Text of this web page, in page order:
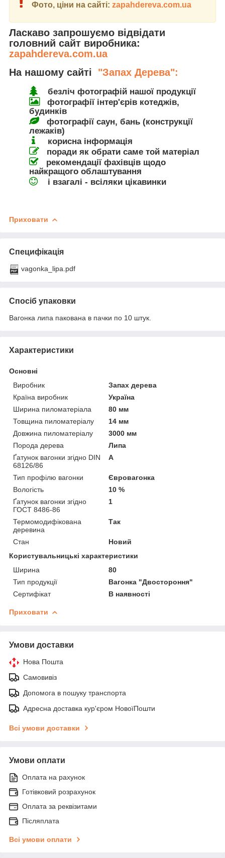
Фото, ціни на сайті: zapahdereva.com.ua
Ласкаво запрошуємо відвідати
головний сайт виробника:
zapahdereva.com.ua
На нашому сайті "Запах Дерева":
безліч фотографій нашої продукції
фотографії інтер'єрів котеджів,
будинків
фотографії саун, бань (конструкції
лежаків)
корисна інформація
поради як обрати саме той матеріал
рекомендації фахівців щодо
найкращого облаштування
і взагалі - всіляки цікавинки
Приховати
Специфікація
vagonka_lipa.pdf
Спосіб упаковки
Вагонка липа пакована в пачки по 10 штук.
Характеристики
Основні
Виробник
Запах дерева
Країна виробник
Україна
Ширина пиломатеріала
80 мм
Товщина пиломатеріалу
14 мм
Довжина пиломатеріалу
3000 мм
Порода дерева
Липа
Ґатунок вагонки згідно DIN
68126/86
А
Тип профілю вагонки
Євровагонка
Вологість
10 %
Ґатунок вагонки згідно
ГОСТ 8486-86
1
Термомодифікована
деревина
Так
Стан
Новий
Користувальницькі характеристики
Ширина
80
Тип продукції
Вагонка "Двостороння"
Сертифікат
В наявності
Приховати
Умови доставки
Нова Пошта
Самовивіз
Допомога в пошуку транспорта
Адресна доставка кур'єром НовоїПошти
Всі умови доставки
Умови оплати
Оплата на рахунок
Готівковий розрахунок
Оплата за реквізитами
Післяплата
Всі умови оплати